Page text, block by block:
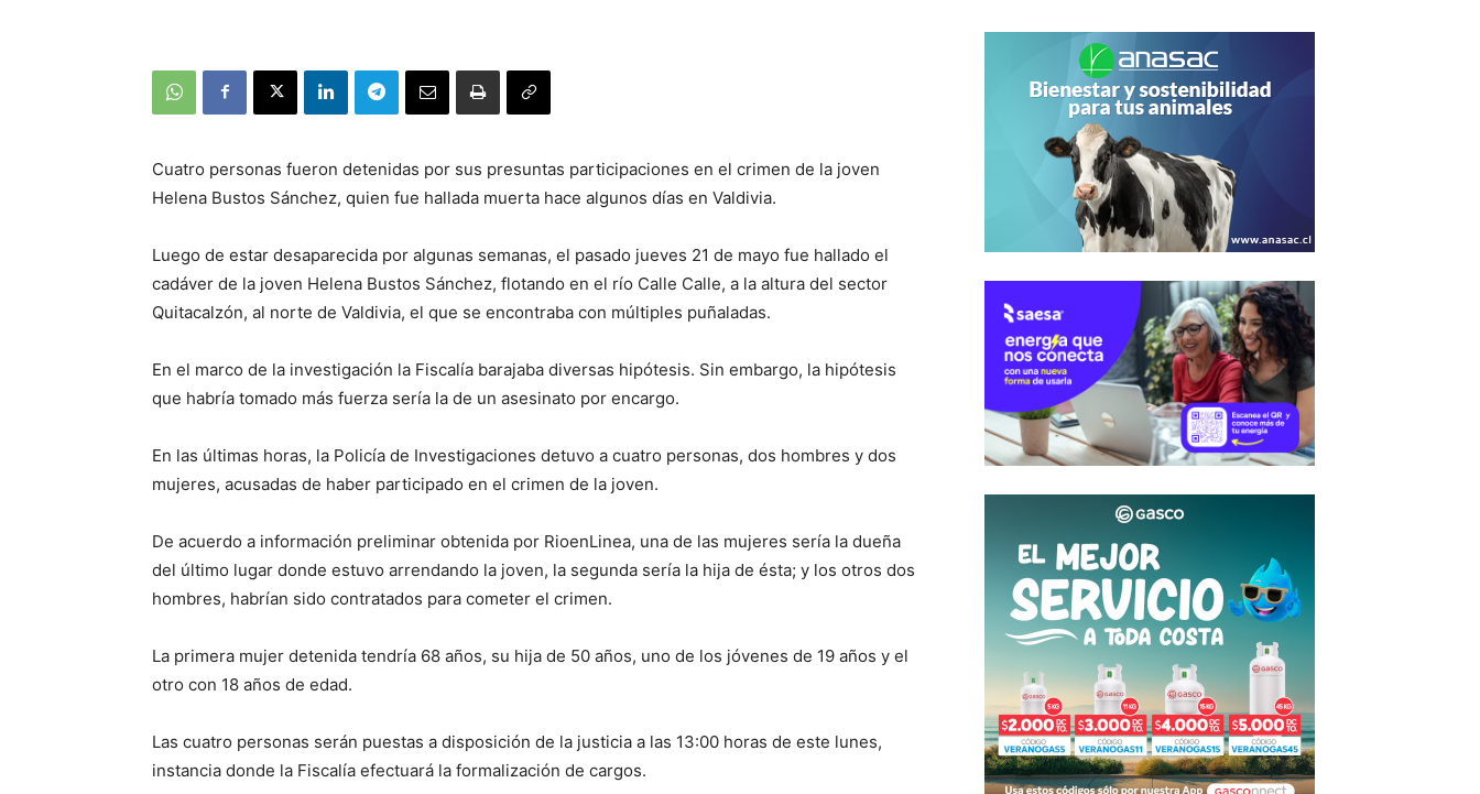
Cuatro personas fueron detenidas por sus presuntas participaciones en el crimen de la joven
Helena Bustos Sánchez, quien fue hallada muerta hace algunos días en Valdivia.
Luego de estar desaparecida por algunas semanas, el pasado jueves 21 de mayo fue hallado el
cadáver de la joven Helena Bustos Sánchez, flotando en el río Calle Calle, a la altura del sector
Quitacalzón, al norte de Valdivia, el que se encontraba con múltiples puñaladas.
En el marco de la investigación la Fiscalía barajaba diversas hipótesis. Sin embargo, la hipótesis
que habría tomado más fuerza sería la de un asesinato por encargo.
En las últimas horas, la Policía de Investigaciones detuvo a cuatro personas, dos hombres y dos
mujeres, acusadas de haber participado en el crimen de la joven.
De acuerdo a información preliminar obtenida por RioenLinea, una de las mujeres sería la dueña
del último lugar donde estuvo arrendando la joven, la segunda sería la hija de ésta; y los otros dos
hombres, habrían sido contratados para cometer el crimen.
La primera mujer detenida tendría 68 años, su hija de 50 años, uno de los jóvenes de 19 años y el
otro con 18 años de edad.
Las cuatro personas serán puestas a disposición de la justicia a las 13:00 horas de este lunes,
instancia donde la Fiscalía efectuará la formalización de cargos.